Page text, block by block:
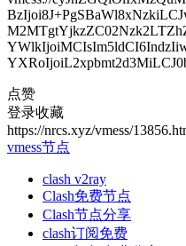
点赞
登录收藏
https://nrcs.xyz/vmess/
vmess节点
clash v2ray
Clash免费节点
Clash节点分享
clash订阅免费